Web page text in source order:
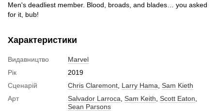
Men's deadliest member. Blood, broads, and blades… you asked
for it, bub!
Характеристики
Видавництво
Marvel
Рік
2019
Сценарій
Chris Claremont Larry Hama Sam Kieth
Арт
Salvador Larroca Sam Keith Scott Eaton
Sean Parsons